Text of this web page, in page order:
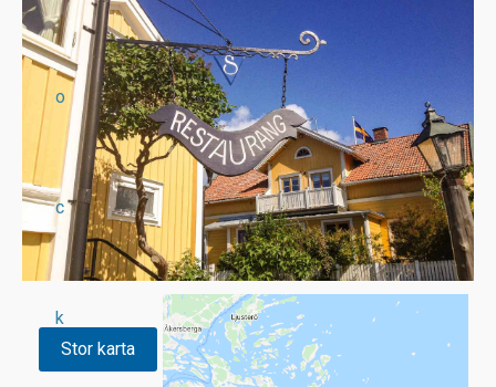
o
c
k
Stor karta